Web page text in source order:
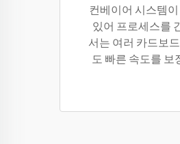
컨베이어 시스템
있어 프로세스를
서는 여러 카드보
도 빠른 속도를